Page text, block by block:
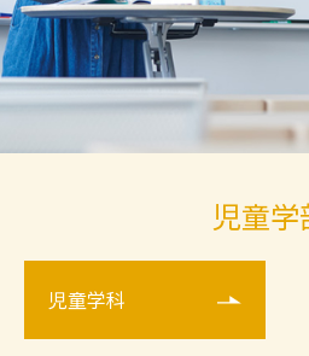
児童学
児童学科